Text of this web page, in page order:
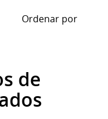
Ordenar por
de